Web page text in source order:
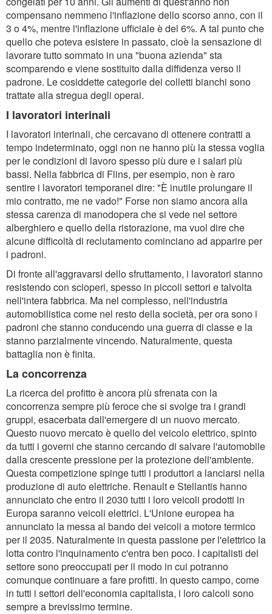
compensano nemmeno l'inflazione dello scorso anno, con il
3 o 4%, mentre l'inflazione ufficiale è del 6%. A tal punto che
quello che poteva esistere in passato, cioè la sensazione di
lavorare tutto sommato in una "buona azienda" sta
scomparendo e viene sostituito dalla diffidenza verso il
padrone. Le cosiddette categorie dei colletti bianchi sono
trattate alla stregua degli operai.
I lavoratori interinali
I lavoratori interinali, che cercavano di ottenere contratti a
tempo indeterminato, oggi non ne hanno più la stessa voglia
per le condizioni di lavoro spesso più dure e i salari più
bassi. Nella fabbrica di Flins, per esempio, non è raro
sentire i lavoratori temporanei dire: "È inutile prolungare il
mio contratto, me ne vado!" Forse non siamo ancora alla
stessa carenza di manodopera che si vede nel settore
alberghiero e quello della ristorazione, ma vuol dire che
alcune difficoltà di reclutamento cominciano ad apparire per
i padroni.
Di fronte all'aggravarsi dello sfruttamento, i lavoratori stanno
resistendo con scioperi, spesso in piccoli settori e talvolta
nell'intera fabbrica. Ma nel complesso, nell'industria
automobilistica come nel resto della società, per ora sono i
padroni che stanno conducendo una guerra di classe e la
stanno parzialmente vincendo. Naturalmente, questa
battaglia non è finita.
La concorrenza
La ricerca del profitto è ancora più sfrenata con la
concorrenza sempre più feroce che si svolge tra i grandi
gruppi, esacerbata dall'emergere di un nuovo mercato.
Questo nuovo mercato è quello del veicolo elettrico, spinto
da tutti i governi che stanno cercando di salvare l'automobile
dalla crescente pressione per la protezione dell'ambiente.
Questa competizione spinge tutti i produttori a lanciarsi nella
produzione di auto elettriche. Renault e Stellantis hanno
annunciato che entro il 2030 tutti i loro veicoli prodotti in
Europa saranno veicoli elettrici. L'Unione europea ha
annunciato la messa al bando dei veicoli a motore termico
per il 2035. Naturalmente in questa passione per l'elettrico la
lotta contro l'inquinamento c'entra ben poco. I capitalisti del
settore sono preoccupati per il modo in cui potranno
comunque continuare a fare profitti. In questo campo, come
in tutti i settori dell'economia capitalista, i loro calcoli sono
sempre a brevissimo termine.